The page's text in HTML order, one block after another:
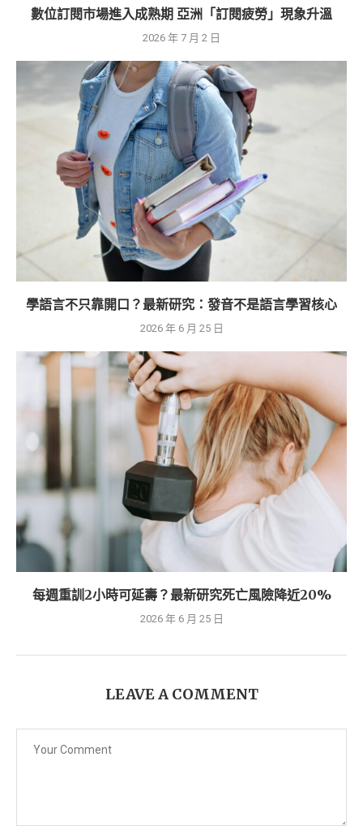
數位訂閱市場進入成熟期 亞洲「訂閱疲勞」現象升溫
2026 年 7 月 2 日
學語言不只靠開口？最新研究：發音不是語言學習核心
2026 年 6 月 25 日
每週重訓2小時可延壽？最新研究死亡風險降近20%
2026 年 6 月 25 日
LEAVE A COMMENT